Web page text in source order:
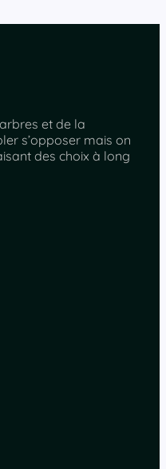
et de la
s’opposer mais on
des choix à long